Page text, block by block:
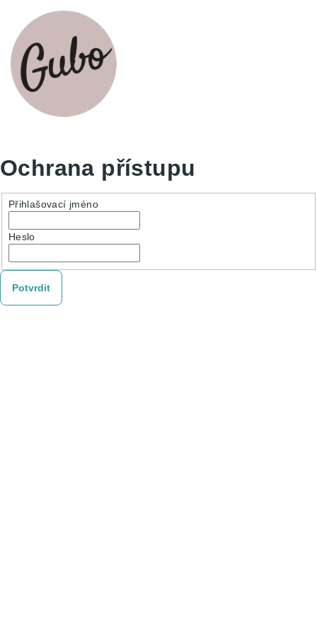
Ochrana přístupu
Přihlašovací jméno
Heslo
Potvrdit